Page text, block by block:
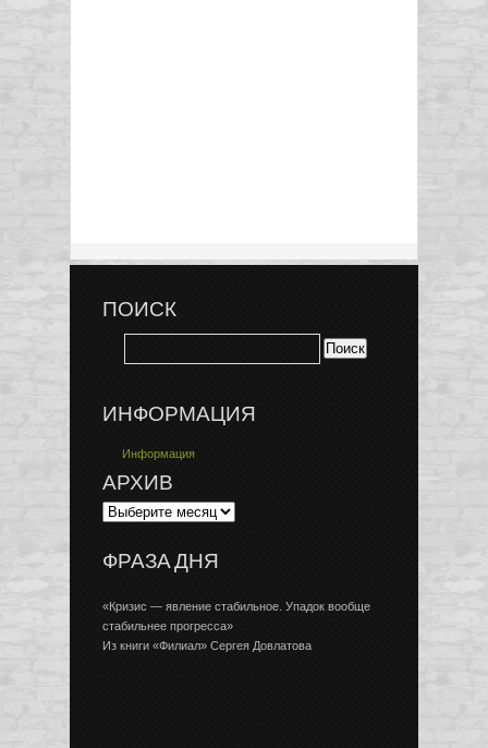
ПОИСК
ИНФОРМАЦИЯ
Информация
АРХИВ
ФРАЗА ДНЯ
«Кризис — явление стабильное. Упадок вообще
стабильнее прогресса»
Из книги «Филиал» Сергея Довлатова